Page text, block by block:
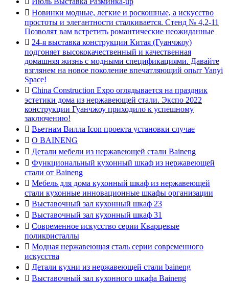
 Новинки модные, легкие и роскошные, а искусство
простоты и элегантности сталкивается. Стенд № 4,2-11
Позволят вам встретить романтические неожиданные
 24-я выставка конструкции Китая (Гуанчжоу)
подгоняет высококачественный и качественная
домашняя жизнь с модными спецификациями. Давайте
взглянем на новое поколение впечатляющий опыт Yanyi
Space!
 China Construction Expo оглядывается на праздник
эстетики дома из нержавеющей стали. Экспо 2022
конструкции Гуанчжоу приходило к успешному
заключению!
 Вьетнам Вилла Icon проекта установки случае
 О BAINENG
 Детали мебели из нержавеющей стали Baineng
 Функциональный кухонный шкаф из нержавеющей
стали от Baineng
 Мебель для дома кухонный шкаф из нержавеющей
стали кухонные инновационные шкафы организации
 Выставочный зал кухонный шкаф 23
 Выставочный зал кухонный шкаф 31
 Современное искусство серии Кварцевые
поликристаллы
 Модная нержавеющая сталь серии современного
искусства
 Детали кухни из нержавеющей стали baineng
 Выставочный зал кухонного шкафа Baineng